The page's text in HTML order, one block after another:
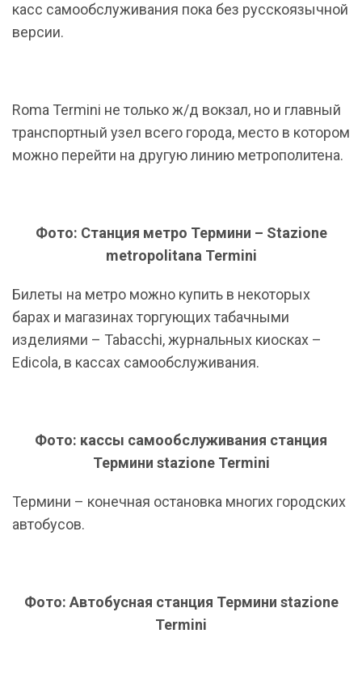
касс самообслуживания пока без русскоязычной
версии.
Roma Termini не только ж/д вокзал, но и главный
транспортный узел всего города, место в котором
можно перейти на другую линию метрополитена.
Фото: Станция метро Термини – Stazione
metropolitana Termini
Билеты на метро можно купить в некоторых
барах и магазинах торгующих табачными
изделиями – Tabacchi, журнальных киосках –
Edicola, в кассах самообслуживания.
Фото: кассы самообслуживания станция
Термини stazione Termini
Термини – конечная остановка многих городских
автобусов.
Фото: Автобусная станция Термини stazione
Termini